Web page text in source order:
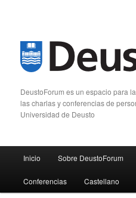
DeustoForum es un espacio para
las charlas y conferencias de
Universidad de Deusto
Ir al contenido principal
Ir al contenido secundario
Inicio Sobre DeustoForum
Conferencias Castellano